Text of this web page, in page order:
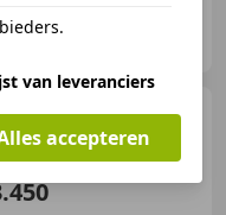
Yaris1.3 VVTi Terra
van leveranciers
accepteren